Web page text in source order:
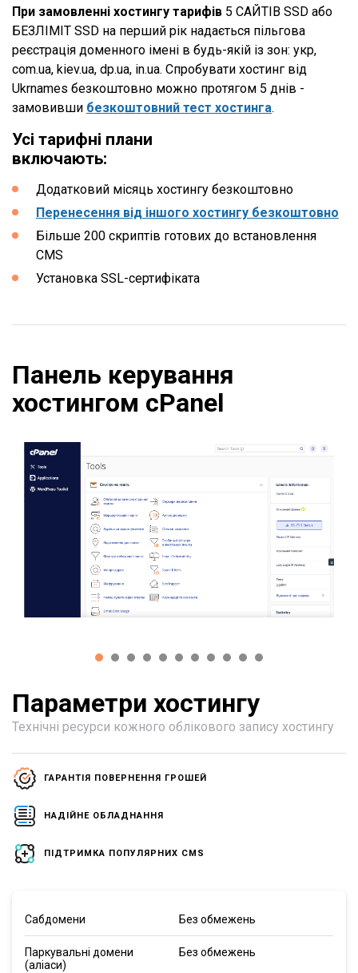
При замовленні хостингу тарифів 5 САЙТІВ SSD або
БЕЗЛІМІТ SSD на перший рік надається пільгова
реєстрація доменного імені в будь-якій із зон: укр,
com.ua, kiev.ua, dp.ua, in.ua. Спробувати хостинг від
Ukrnames безкоштовно можно протягом 5 днів -
замовивши безкоштовний тест хостинга.
Усі тарифні плани
включають:
Додатковий місяць хостингу безкоштовно
Перенесення від іншого хостингу безкоштовно
Більше 200 скриптів готових до встановлення
CMS
Установка SSL-сертифіката
Панель керування
хостингом cPanel
Параметри хостингу
Технічні ресурси кожного облікового запису хостингу
ГАРАНТІЯ ПОВЕРНЕННЯ ГРОШЕЙ
НАДІЙНЕ ОБЛАДНАННЯ
ПІДТРИМКА ПОПУЛЯРНИХ CMS
Сабдомени Без обмежень
Паркувальні домени
(аліаси)
Без обмежень